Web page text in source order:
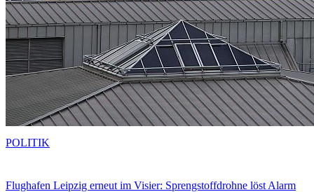
Flughafen Leipzig erneut im Visier: Sprengstoffdrohne löst Alarm
POLITIK